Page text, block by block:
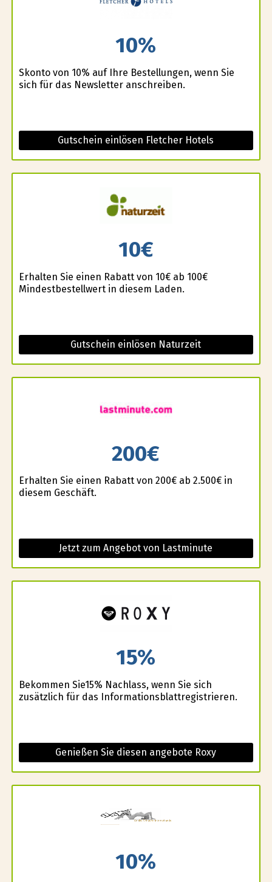
10%
Skonto von 10% auf Ihre Bestellungen, wenn Sie
sich für das Newsletter anschreiben.
Gutschein einlösen Fletcher Hotels
10€
Erhalten Sie einen Rabatt von 10€ ab 100€
Mindestbestellwert in diesem Laden.
Gutschein einlösen Naturzeit
200€
Erhalten Sie einen Rabatt von 200€ ab 2.500€ in
diesem Geschäft.
Jetzt zum Angebot von Lastminute
15%
Bekommen Sie15% Nachlass, wenn Sie sich
zusätzlich für das Informationsblattregistrieren.
Genießen Sie diesen angebote Roxy
10%